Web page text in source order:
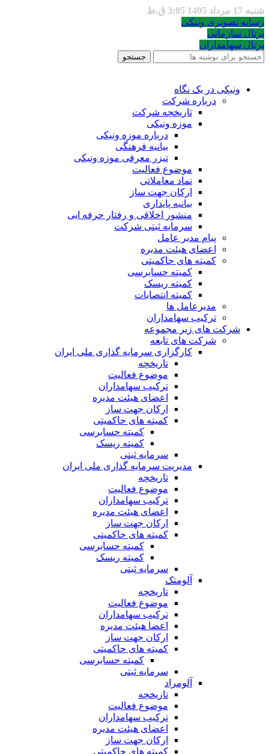
شنبه 17 مرداد 1405 3:05 ق.ظ
رسانه تصویری ونیکی
پرتال سازمانی
پرتال سهامداران
جستجو
ونیکی در یک نگاه
درباره شرکت
تاریخچه شرکت
موزه ونیکی
درباره موزه ونیکی
بیانیه فرهنگی
تیزر معرفی موزه ونیکی
موضوع فعالیت
نماد معاملاتی
ارکان جهت ساز
بیانیه پایداری
منشور اخلاقی و رفتار حرفه ایی
سرمایه ثبتی شرکت
پیام مدیر عامل
اعضای هیئت مدیره
کمیته های حاکمیتی
کمیته حسابرسی
کمیته ریسک
کمیته انتصابات
مدیرعامل ها
ترکیب سهامداران
شرکت های زیر مجموعه
شرکت های تابعه
کارگزاری سرمایه گذاری ملی ایران
تاریخچه
موضوع فعالیت
ترکیب سهامداران
اعضای هیئت مدیره
ارکان جهت ساز
کمیته های حاکمیتی
کمیته حسابرسی
کمیته ریسک
سرمایه ثبتی
مدیریت سرمایه گذاری ملی ایران
تاریخچه
موضوع فعالیت
ترکیب سهامداران
اعضای هیئت مدیره
ارکان جهت ساز
کمیته های حاکمیتی
کمیته حسابرسی
کمیته ریسک
سرمایه ثبتی
آلومتک
تاریخچه
موضوع فعالیت
ترکیب سهامداران
اعضا هیئت مدیره
ارکان جهت ساز
کمیته های حاکمیتی
کمیته حسابرسی
سرمایه ثبتی
آلومراد
تاریخچه
موضوع فعالیت
ترکیب سهامداران
اعضای هیئت مدیره
ارکان جهت ساز
کمیته های حاکمیتی